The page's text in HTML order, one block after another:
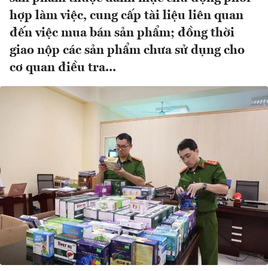
hợp làm việc, cung cấp tài liệu liên quan
đến việc mua bán sản phẩm; đồng thời
giao nộp các sản phẩm chưa sử dụng cho
cơ quan điều tra...